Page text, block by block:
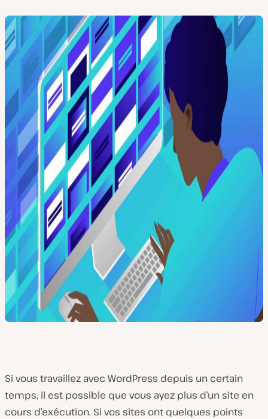
Si vous travaillez avec WordPress depuis un certain
temps, il est possible que vous ayez plus d’un site en
cours d’exécution. Si vos sites ont quelques points